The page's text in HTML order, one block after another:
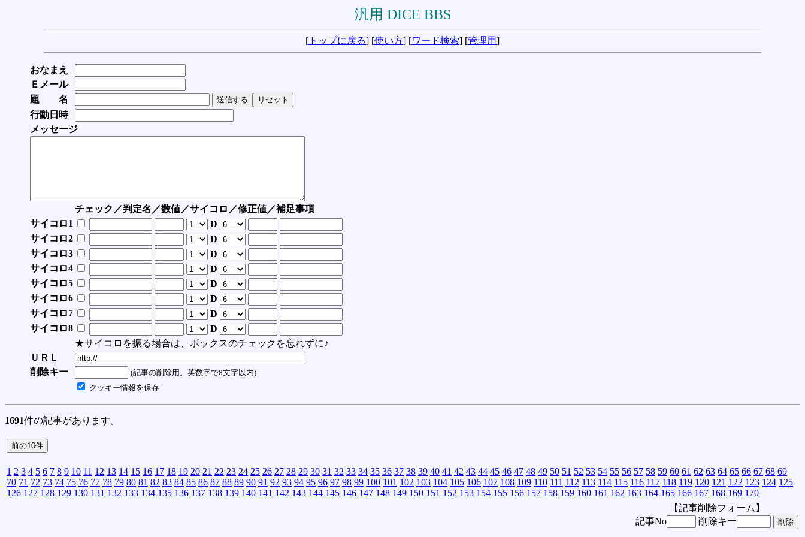
汎用 DICE BBS
[ トップに戻る] [使い方] [ワード検索] [管理用]
おなまえ
Ｅメール
題 名
行動日時
メッセージ
チェック／判定名／数値／サイコロ／修正値／補足事項
サイコロ1
D
サイコロ2
D
サイコロ3
D
サイコロ4
D
サイコロ5
D
サイコロ6
D
サイコロ7
D
サイコロ8
D
★サイコロを振る場合は、ボックスのチェックを忘れずに♪
ＵＲＬ
削除キー
(記事の削除用。英数字で8文字以内)
クッキー情報を保存
1691件の記事があります。
1 2 3 4 5 6 7 8 9 10 11 12 13 14 15 16 17 18 19 20 21 22 23 24 25 26 27 28 29 30 31 32 33 34 35 36 37 38 39 40 41 42 43 44 45 46 47 48 49 50 51 52 53 54 55 56 57 58 59 60 61 62 63 64 65 66 67 68 69
70 71 72 73 74 75 76 77 78 79 80 81 82 83 84 85 86 87 88 89 90 91 92 93 94 95 96 97 98 99 100 101 102 103 104 105 106 107 108 109 110 111 112 113 114 115 116 117 118 119 120 121 122 123 124 125
126 127 128 129 130 131 132 133 134 135 136 137 138 139 140 141 142 143 144 145 146 147 148 149 150 151 152 153 154 155 156 157 158 159 160 161 162 163 164 165 166 167 168 169 170
【記事削除フォーム】
記事No
削除キー